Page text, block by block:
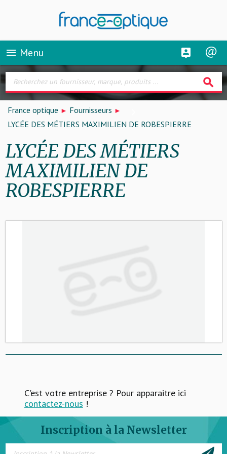
menu Menu
search
France optique
Fournisseurs
LYCÉE DES MÉTIERS MAXIMILIEN DE ROBESPIERRE
LYCÉE DES MÉTIERS
MAXIMILIEN DE
ROBESPIERRE
C'est votre entreprise ? Pour apparaitre ici
contactez-nous !
Inscription à la Newsletter